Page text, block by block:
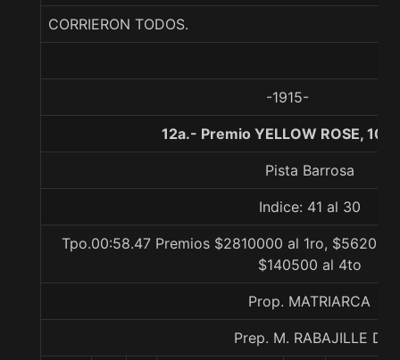
CORRIERON TODOS.
-1915-
12a.- Premio YELLOW ROSE,
Pista Barrosa
Indice: 41 al 30
Tpo.00:58.47 Premios $2810000 al 1ro,
$140500 al 4to
Prop. MATRIARCA
Prep. M. RABAJILLE D.